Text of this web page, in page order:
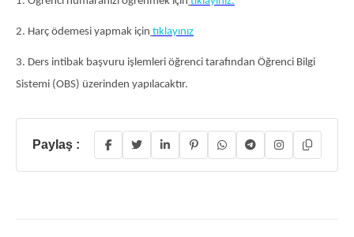
2. Harç ödemesi yapmak için tıklayınız
3. Ders intibak başvuru işlemleri öğrenci tarafından Öğrenci Bilgi
Sistemi (OBS) üzerinden yapılacaktır.
Paylaş :